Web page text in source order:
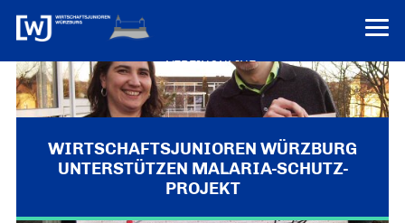
VEREINONLINE
AKTUELLES
ÜBER UNS
Über uns TERMINE
PRESSEMELDUNGEN
WIRTSCHAFTSJUNIOREN WÜRZBURG
UNTERSTÜTZEN MALARIA-SCHUTZ-
PROJEKT